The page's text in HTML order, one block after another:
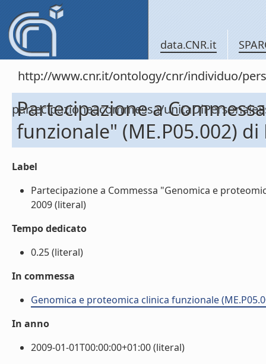
data.CNR.it
http://www.cnr.it/ontology/cnr/individuo/
partecipazioneacommessa/
Partecipazione a
funzionale" (ME.P05.002)
Label
Partecipazione a Commessa "Genomica e
2009 (literal)
Tempo dedicato
0.25 (literal)
In commessa
Genomica e proteomica clinica funzionale
In anno
2009-01-01T00:00:00+01:00 (literal)